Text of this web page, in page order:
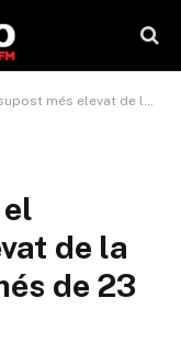
història amb més de 23 milions d’euros
de la
de 23